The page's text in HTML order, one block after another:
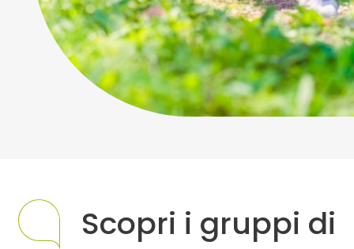
Scopri i gruppi di